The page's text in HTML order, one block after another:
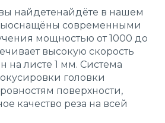
найдетенайдёте в нашем
современными
мощностью от 1000 до
высокую скорость
на листе 1 мм. Система
головки
поверхности,
качество реза на всей